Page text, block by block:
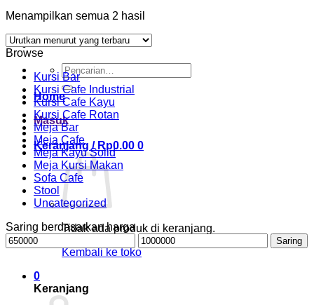
Pencarian
untuk:
Home
Masuk
Keranjang / Rp0.00 0
Tidak ada produk di keranjang.
Kembali ke toko
0
Keranjang
Menampilkan semua 2 hasil
yang
Browse
Kursi Bar
Kursi Cafe Industrial
Kursi Cafe Kayu
Kursi Cafe Rotan
Meja Bar
Meja Cafe
Meja Kayu Solid
Meja Kursi Makan
Sofa Cafe
Stool
Uncategorized
Saring berdasarkan harga
Harga
terendah
Harga
tertinggi
Saring